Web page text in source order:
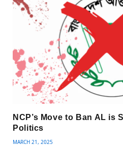
NCP’s Move to Ban AL is
Politics
MARCH 21, 2025